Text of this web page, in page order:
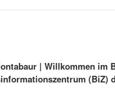
| Willkommen im
(BiZ)